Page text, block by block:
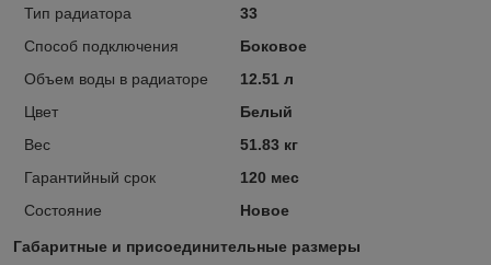
Тип радиатора
33
Способ подключения
Боковое
Объем воды в радиаторе
12.51 л
Цвет
Белый
Вес
51.83 кг
Гарантийный срок
120 мес
Состояние
Новое
Габаритные и присоединительные размеры